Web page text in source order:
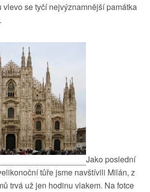
vlevo se tyčí nejvýznamnější památka
Jako poslední
tůře jsme navštívili Milán, z
trvá už jen hodinu vlakem. Na fotce